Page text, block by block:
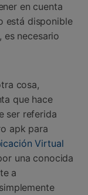
en cuenta
está disponible
necesario
cosa,
que hace
ser referida
apk para
Virtual
una conocida
a